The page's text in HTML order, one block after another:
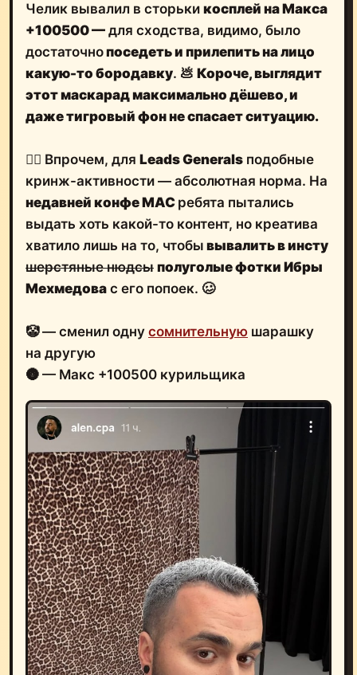
Челик вывалил в сторьки косплей на Макса
+100500 — для сходства, видимо, было
достаточнопоседеть и прилепить на лицо
какую-то бородавку. 💩 Короче, выглядит
этот маскарад максимально дёшево, и
даже тигровый фон не спасает ситуацию.
🤦‍♂️ Впрочем, для Leads Generals подобные
кринж-активности — абсолютная норма. На
недавней конфе MAC ребята пытались
выдать хоть какой-то контент, но креатива
хватило лишь на то, чтобы вывалить в инсту
шерстяные нюдсы полуголые фотки Ибры
Мехмедова с его попоек. 🥴
🤡 — сменил одну сомнительную шарашку
на другую
🌚 — Макс +100500 курильщика